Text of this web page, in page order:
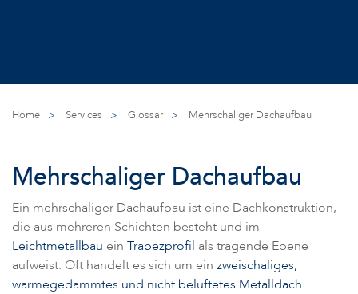
Home > Services > Glossar > Mehrschaliger Dachaufbau
Mehrschaliger Dachaufbau
Ein mehrschaliger Dachaufbau ist eine Dachkonstruktion,
die aus mehreren Schichten besteht und im
Leichtmetallbau ein Trapezprofil als tragende Ebene
aufweist. Oft handelt es sich um ein zweischaliges,
wärmegedämmtes und nicht belüftetes Metalldach.